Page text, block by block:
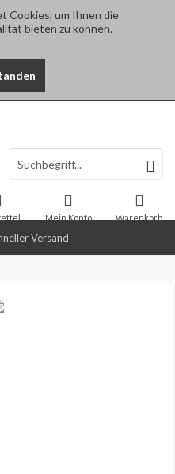
Cookies, um Ihnen die
bieten zu können.
Versand
Warenkorb
Mein Konto